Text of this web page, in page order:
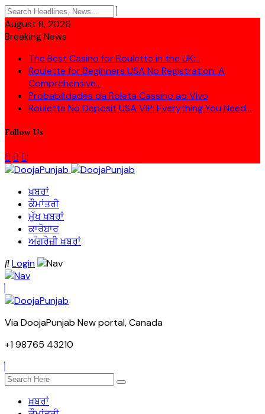
August 8, 2026
Breaking News
The Best Casino for Roulette in the UK:...
Roulette for Beginners USA No Registration: A
Comprehensive...
Probabilidades da Roleta Cassino ao Vivo
Roulette No Deposit USA VIP: Everything You Need...
Follow Us
ਖ਼ਬਰਾਂ
ਕੌਮਾਂਤਰੀ
ਮੁੱਖ ਖ਼ਬਰਾਂ
ਕਾਰੋਬਾਰ
ਅੰਗਰੇਜ਼ੀ ਖ਼ਬਰਾਂ
Login
Via DoojaPunjab New portal, Canada
+1 98765 43210
ਖ਼ਬਰਾਂ